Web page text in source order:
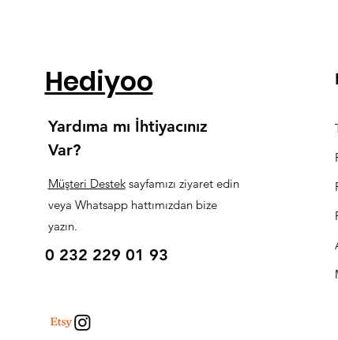
Hediyoo
Yardıma mı İhtiyacınız
Var?
Müşteri Desteksayfamızı ziyaret edin
veya Whatsapp hattımızdan bize
yazın.
0 232 229 01 93